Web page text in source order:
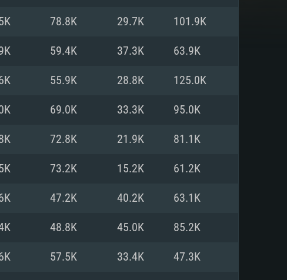
Linux
10/11 (64 bit)
i5 또는 Ryzen 5 3600 이상
상
11 이상을 지원하는 Nvidia
Big Sur 11.0
i7 (Intel Xeon 은 지원하지 않습니
20.04 64bit
Core i7
을 지원하고, 최신 그래픽 드라
78.8K 29.7K 101.9K
59.4K 37.3K 63.9K
55.9K 28.8K 125.0K
69.0K 33.3K 95.0K
72.8K 21.9K 81.1K
73.2K 15.2K 61.2K
47.2K 40.2K 63.1K
48.8K 45.0K 85.2K
57.5K 33.4K 47.3K